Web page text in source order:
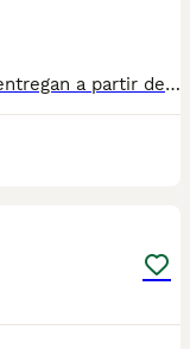
FINANCIAMOS. perritos preciosos, se entregan a partir de 2 meses y medio de edad, con mínimo 2 vacunas y 2 desparasitaciones. Se entregan con garantía vírica y genética. Con el microchip, su cartilla oficial, contrato de compra y factura. Compra responsablemente en un criador especializado, oficial y homologado con núcleo zoológico. Llámanos para más información. Los precios varían en función de la raza, edad, color y línea del cachorros